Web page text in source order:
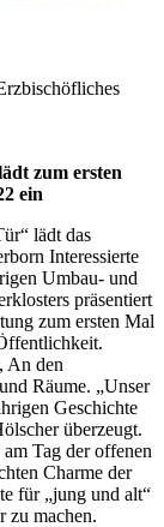
zum ersten
ein
lädt das
Interessierte
Umbau- und
präsentiert
zum ersten Mal
An den
Räume. „Unser
Geschichte
überzeugt.
Tag der offenen
Charme der
für „jung und alt“
zu machen.